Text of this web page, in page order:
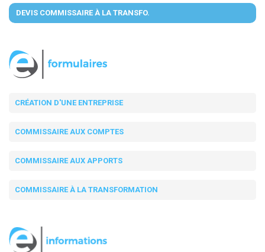
DEVIS COMMISSAIRE À LA TRANSFO.
CRÉATION D'UNE ENTREPRISE
COMMISSAIRE AUX COMPTES
COMMISSAIRE AUX APPORTS
COMMISSAIRE À LA TRANSFORMATION